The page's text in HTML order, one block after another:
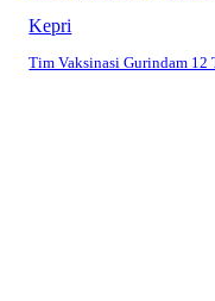
Kepri
Tim Vaksinasi Gurindam 12